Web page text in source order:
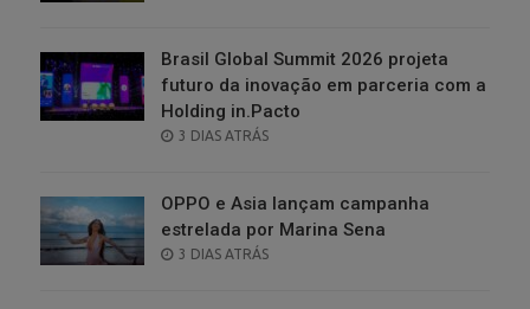
Brasil Global Summit 2026 projeta
futuro da inovação em parceria com a
Holding in.Pacto
POSTED
3 DIAS ATRÁS
OPPO e Asia lançam campanha
estrelada por Marina Sena
POSTED
3 DIAS ATRÁS